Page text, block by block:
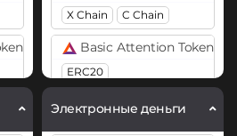
(BAT)
X Chain C Chain
Basic Attention Token
ERC20
Binance Coin (BNB)
BEP20
Электронные деньги